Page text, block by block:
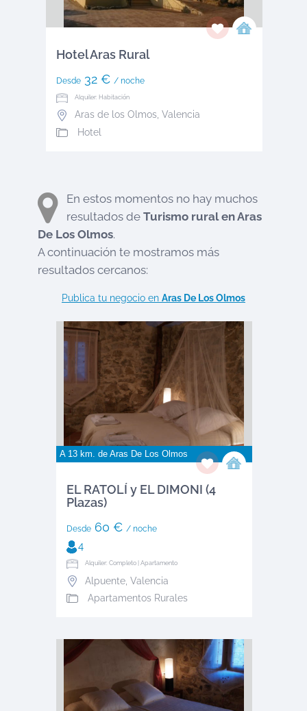
Hotel Aras Rural
Desde32 € / noche
Alquiler: Habitación
Aras de los Olmos, Valencia
Hotel
En estos momentos no hay muchos
resultados de Turismo rural enAras
De Los Olmos.
A continuación te mostramos más
resultados cercanos:
Publica tu negocio en Aras De Los Olmos
A 13 km. de Aras De Los Olmos
EL RATOLÍ y EL DIMONI (4
Plazas)
Desde60 € / noche
4
Alquiler: Completo | Apartamento
Alpuente, Valencia
Apartamentos Rurales